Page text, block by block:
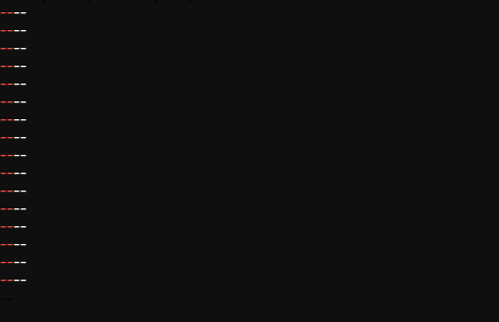
----
----
----
----
----
----
----
----
----
----
----
----
----
----
----
----